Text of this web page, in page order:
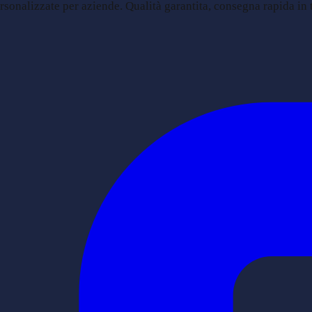
per aziende. Qualità garantita, consegna rapida in